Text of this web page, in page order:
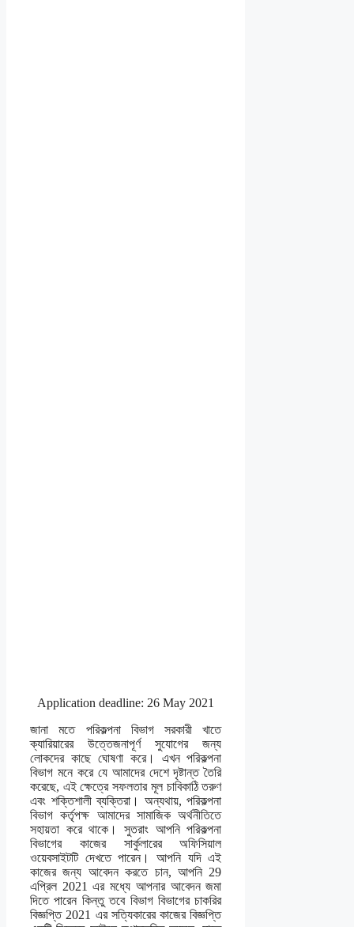
Application deadline: 26 May 2021
জানা মতে পরিকল্পনা বিভাগ সরকারী খাতে
ক্যারিয়ারের উত্তেজনাপূর্ণ সুযোগের জন্য
লোকদের কাছে ঘোষণা করে। এখন পরিকল্পনা
বিভাগ মনে করে যে আমাদের দেশে দৃষ্টান্ত তৈরি
করেছে, এই ক্ষেত্রে সফলতার মূল চাবিকাঠি তরুণ
এবং শক্তিশালী ব্যক্তিরা। অন্যথায়, পরিকল্পনা
বিভাগ কর্তৃপক্ষ আমাদের সামাজিক অর্থনীতিতে
সহায়তা করে থাকে। সুতরাং আপনি পরিকল্পনা
বিভাগের কাজের সার্কুলারের অফিসিয়াল
ওয়েবসাইটটি দেখতে পারেন। আপনি যদি এই
কাজের জন্য আবেদন করতে চান, আপনি 29
এপ্রিল 2021 এর মধ্যে আপনার আবেদন জমা
দিতে পারেন কিন্তু তবে বিভাগ বিভাগের চাকরির
বিজ্ঞপ্তি 2021 এর সত্যিকারের কাজের বিজ্ঞপ্তি